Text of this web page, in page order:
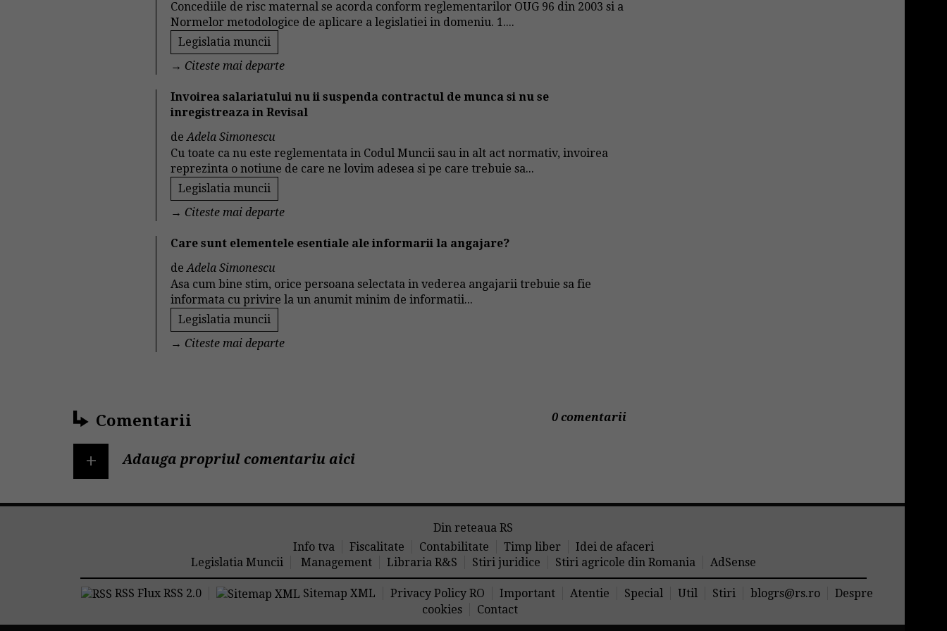
Concediile de risc maternal se acorda conform reglementarilor OUG 96 din 2003 si a
Normelor metodologice de aplicare a legislatiei in domeniu. 1....
Legislatia muncii
→ Citeste mai departe
Invoirea salariatului nu ii suspenda contractul de munca si nu se
inregistreaza in Revisal
deAdela Simonescu
Cu toate ca nu este reglementata in Codul Muncii sau in alt act normativ, invoirea
reprezinta o notiune de care ne lovim adesea si pe care trebuie sa...
Legislatia muncii
→ Citeste mai departe
Care sunt elementele esentiale ale informarii la angajare?
deAdela Simonescu
Asa cum bine stim, orice persoana selectata in vederea angajarii trebuie sa fie
informata cu privire la un anumit minim de informatii...
Legislatia muncii
→ Citeste mai departe
Comentarii 0 comentarii
+ Adauga propriul comentariu aici
Din reteaua RS
Info tva
Fiscalitate Contabilitate Timp liber
Idei de afaceri
Legislatia Muncii
Management Libraria R&S Stiri juridice Stiri agricole din Romania AdSense
RSS Flux RSS 2.0 Sitemap XML Privacy Policy RO Important Atentie Special Util Stiri blogrs@rs.ro
Despre
cookies
Contact